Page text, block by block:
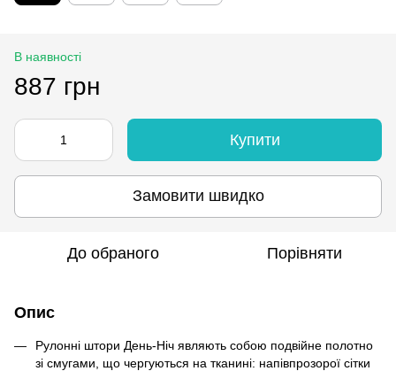
В наявності
887 грн
Купити
Замовити швидко
До обраного Порівняти
Опис
Рулонні штори День-Ніч являють собою подвійне полотно
зі смугами, що чергуються на тканині: напівпрозорої сітки